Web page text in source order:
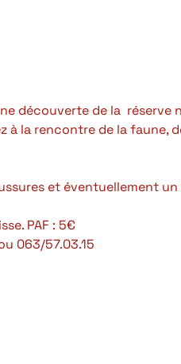
découverte de la  réserve
à la rencontre de la faune,
et éventuellement
PAF : 5€
063/57.03.15